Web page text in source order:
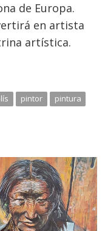
de Europa.
en artista
artística.
pintor pintura